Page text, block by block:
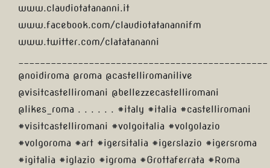
www.claudiotatananni.it
www.facebook.com/claudiotatanannifm
www.twitter.com/clatatananni
@noidiroma @roma @castelliromanilive
@visitcastelliromani @bellezzecastelliromani
@likes_roma . . . . . . #italy #italia #castelliromani
#visitcastelliromani #volgoitalia #volgolazio
#volgoroma #art #igersitalia #igerslazio #igersroma
#igitalia #iglazio #igroma #Grottaferrata #Roma